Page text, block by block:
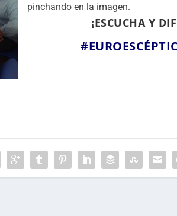
pinchando en la imagen.
¡ESCUCHA Y